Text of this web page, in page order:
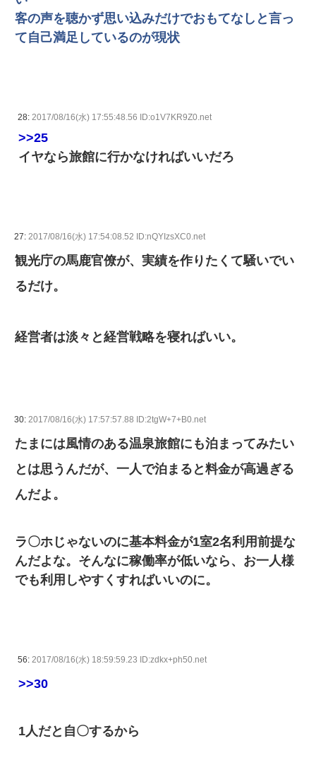
客の声を聴かず思い込みだけでおもてなしと言っ
て自己満足しているのが現状
28: 2017/08/16(水) 17:55:48.56 ID:o1V7KR9Z0.net
>>25
イヤなら旅館に行かなければいいだろ
27: 2017/08/16(水) 17:54:08.52 ID:nQYIzsXC0.net
観光庁の馬鹿官僚が、実績を作りたくて騒いでい
るだけ。
経営者は淡々と経営戦略を寝ればいい。
30: 2017/08/16(水) 17:57:57.88 ID:2tgW+7+B0.net
たまには風情のある温泉旅館にも泊まってみたい
とは思うんだが、一人で泊まると料金が高過ぎる
んだよ。
ラ〇ホじゃないのに基本料金が1室2名利用前提な
んだよな。そんなに稼働率が低いなら、お一人様
でも利用しやすくすればいいのに。
56: 2017/08/16(水) 18:59:59.23 ID:zdkx+ph50.net
>>30
1人だと自〇するから